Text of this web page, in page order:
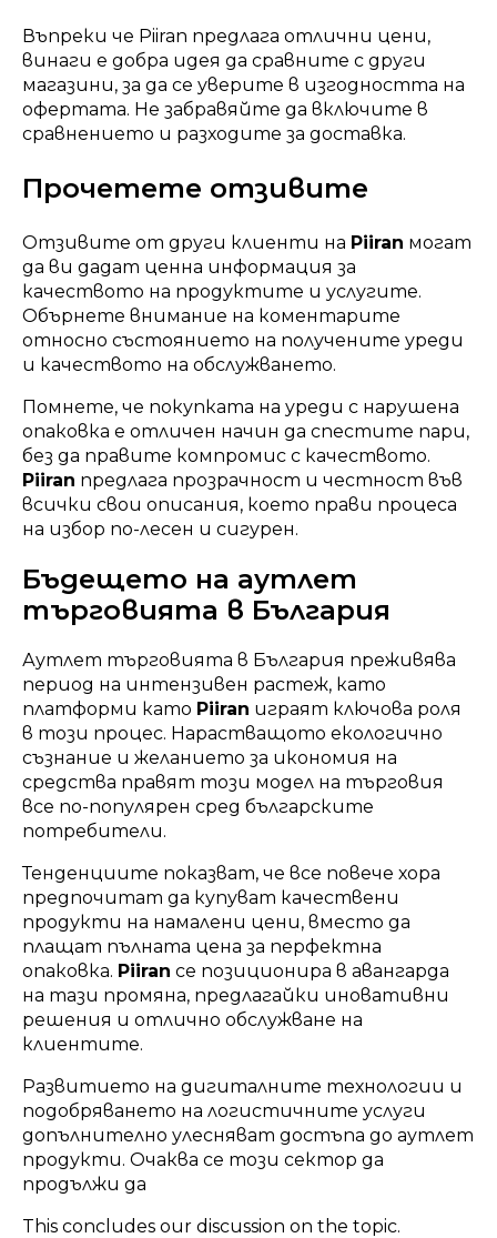
Въпреки че Piiran предлага отлични цени,
винаги е добра идея да сравните с други
магазини, за да се уверите в изгодността на
офертата. Не забравяйте да включите в
сравнението и разходите за доставка.
Прочетете отзивите
Отзивите от други клиенти на Piiran могат
да ви дадат ценна информация за
качеството на продуктите и услугите.
Обърнете внимание на коментарите
относно състоянието на получените уреди
и качеството на обслужването.
Помнете, че покупката на уреди с нарушена
опаковка е отличен начин да спестите пари,
без да правите компромис с качеството.
Piiran предлага прозрачност и честност във
всички свои описания, което прави процеса
на избор по-лесен и сигурен.
Бъдещето на аутлет
търговията в България
Аутлет търговията в България преживява
период на интензивен растеж, като
платформи като Piiran играят ключова роля
в този процес. Нарастващото екологично
съзнание и желанието за икономия на
средства правят този модел на търговия
все по-популярен сред българските
потребители.
Тенденциите показват, че все повече хора
предпочитат да купуват качествени
продукти на намалени цени, вместо да
плащат пълната цена за перфектна
опаковка. Piiran се позиционира в авангарда
на тази промяна, предлагайки иновативни
решения и отлично обслужване на
клиентите.
Развитието на дигиталните технологии и
подобряването на логистичните услуги
допълнително улесняват достъпа до аутлет
продукти. Очаква се този сектор да
продължи да
This concludes our discussion on the topic.